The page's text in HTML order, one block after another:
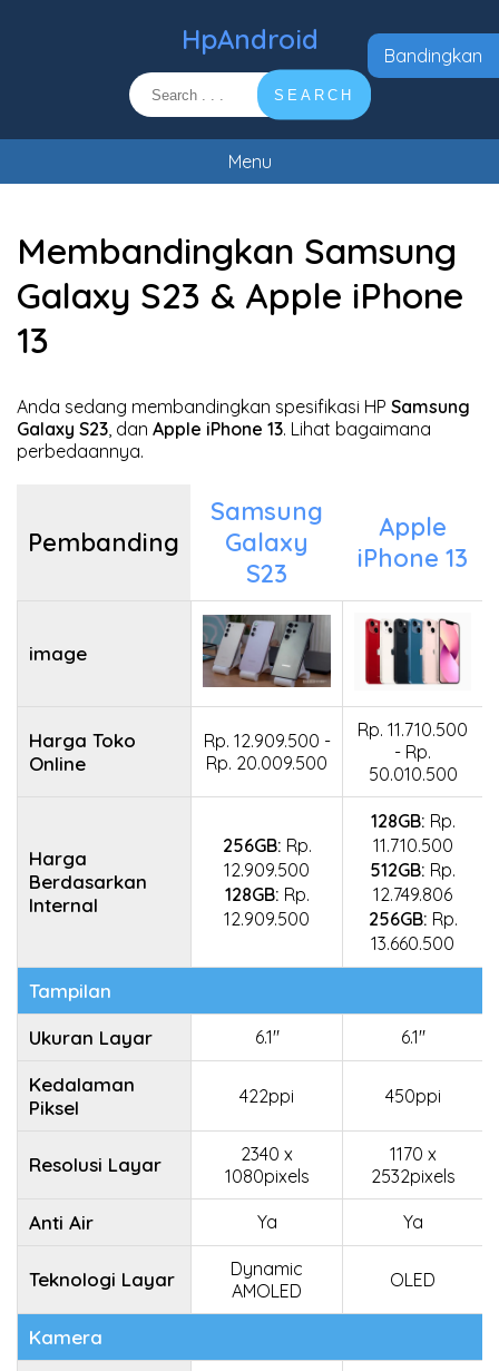
HpAndroid
SEARCH
Menu
Membandingkan Samsung
Galaxy S23 & Apple iPhone
13
Anda sedang membandingkan spesifikasi HP Samsung
Galaxy S23, dan Apple iPhone 13. Lihat bagaimana
perbedaannya.
Pembanding
Samsung
Galaxy
S23
Apple
iPhone 13
image
Harga Toko
Online
Rp. 12.909.500 -
Rp. 20.009.500
Rp. 11.710.500
- Rp.
50.010.500
Harga
Berdasarkan
Internal
256GB: Rp.
12.909.500
128GB: Rp.
12.909.500
128GB: Rp.
11.710.500
512GB: Rp.
12.749.806
256GB: Rp.
13.660.500
Tampilan
Ukuran Layar
6.1" 6.1"
Kedalaman
Piksel
422ppi 450ppi
Resolusi Layar
2340 x
1080pixels
1170 x
2532pixels
Anti Air Ya Ya
Teknologi Layar
Dynamic
AMOLED
OLED
Kamera
Bandingkan